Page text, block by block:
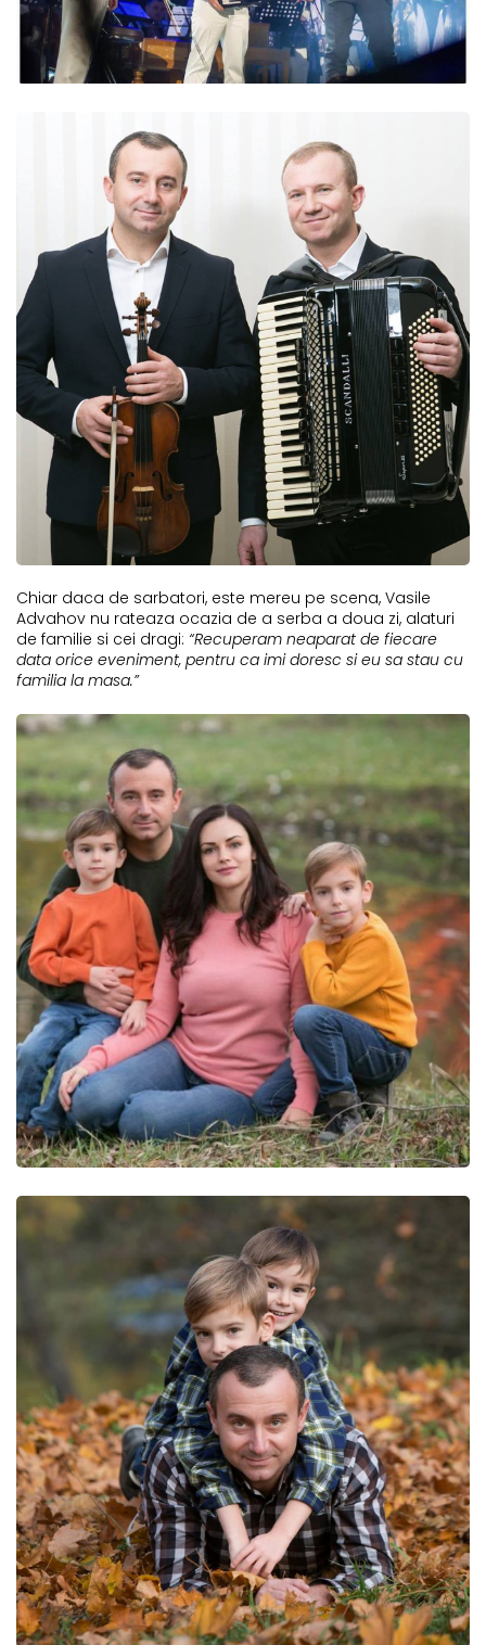
Chiar daca de sarbatori, este mereu pe scena, Vasile
Advahov nu rateaza ocazia de a serba a doua zi, alaturi
de familie si cei dragi: “Recuperam neaparat de fiecare
data orice eveniment, pentru ca imi doresc si eu sa stau cu
familia la masa.”